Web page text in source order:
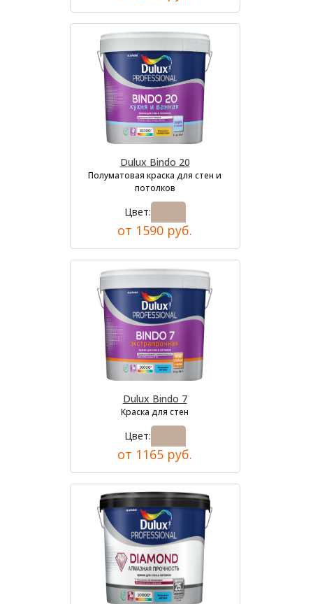
Dulux Bindo 20
Полуматовая краска для стен и
потолков
Цвет:
от 1590 руб.
Dulux Bindo 7
Краска для стен
Цвет:
от 1165 руб.